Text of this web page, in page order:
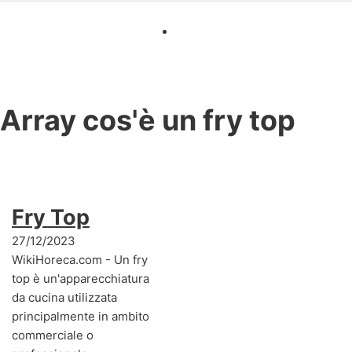
Array cos'è un fry top
Fry Top
27/12/2023
WikiHoreca.com - Un fry
top è un'apparecchiatura
da cucina utilizzata
principalmente in ambito
commerciale o